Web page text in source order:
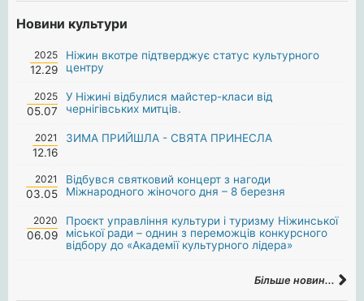
Новини культури
2025
12.29
Ніжин вкотре підтверджує статус культурного
центру
2025
05.07
У Ніжині відбулися майстер-класи від
чернігівських митців.
2021
12.16
ЗИМА ПРИЙШЛА - СВЯТА ПРИНЕСЛА
2021
03.05
Відбувся святковий концерт з нагоди
Міжнародного жіночого дня – 8 березня
2020
06.09
Проєкт управління культури і туризму Ніжинської
міської ради – однин з переможців конкурсного
відбору до «Академії культурного лідера»
Більше новин...